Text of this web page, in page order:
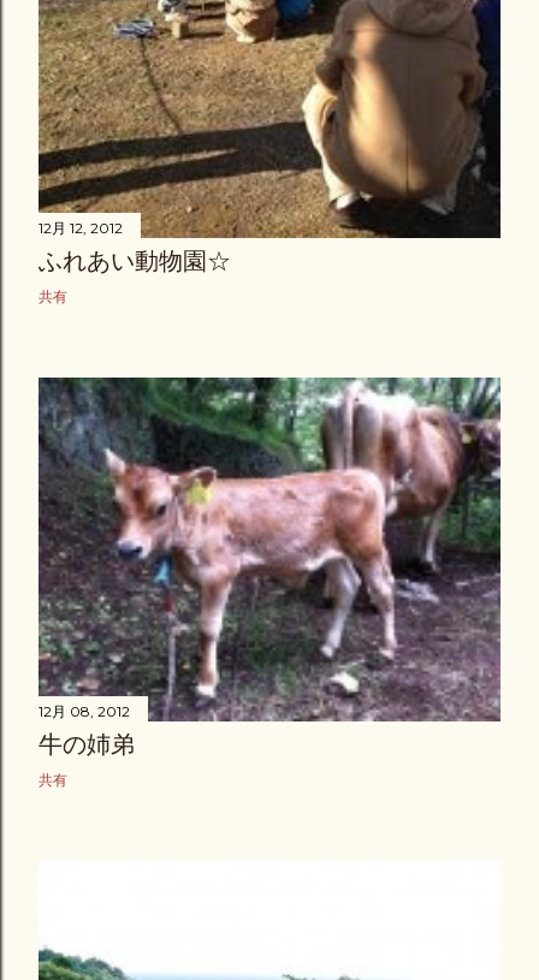
12月 12, 2012
ふれあい動物園☆
共有
12月 08, 2012
牛の姉弟
共有